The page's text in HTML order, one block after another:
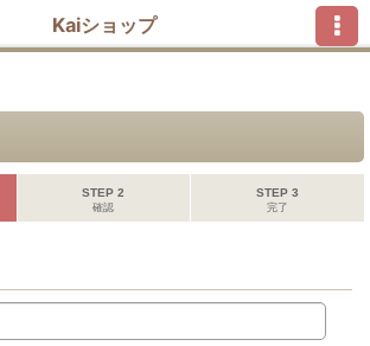
Kaiショップ
STEP 2
確認
STEP 3
完了